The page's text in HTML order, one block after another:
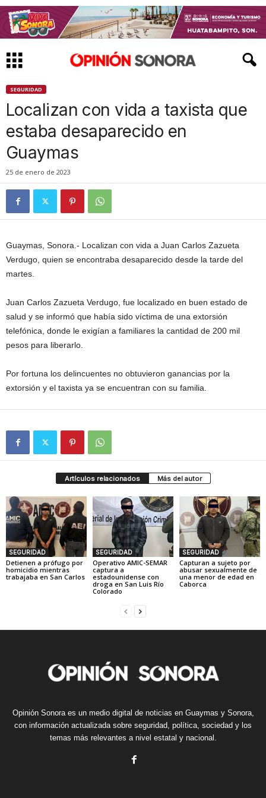
SEGURIDAD
Localizan con vida a taxista que
estaba desaparecido en
Guaymas
25 de enero de 2023
Guaymas, Sonora.- Localizan con vida a Juan Carlos Zazueta
Verdugo, quien se encontraba desaparecido desde la tarde del
martes.
Juan Carlos Zazueta Verdugo, fue localizado en buen estado de
salud y se informó que había sido víctima de una extorsión
telefónica, donde le exigían a familiares la cantidad de 200 mil
pesos para liberarlo.
Por fortuna los delincuentes no obtuvieron ganancias por la
extorsión y el taxista ya se encuentran con su familia.
Artículos relacionados Más del autor
SEGURIDAD
Detienen a prófugo por
homicidio mientras
trabajaba en San Carlos
SEGURIDAD
Operativo AMIC-SEMAR
captura a
estadounidense con
droga en San Luis Río
Colorado
SEGURIDAD
Capturan a sujeto por
abusar sexualmente de
una menor de edad en
Caborca
Opinión Sonora es un medio digital de noticias en Guaymas y Sonora,
con información actualizada sobre seguridad, política, sociedad y los
temas más relevantes a nivel estatal y nacional.